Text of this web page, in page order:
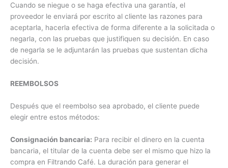
Cuando se niegue o se haga efectiva una garantía, el
proveedor le enviará por escrito al cliente las razones para
aceptarla, hacerla efectiva de forma diferente a la solicitada o
negarla, con las pruebas que justifiquen su decisión. En caso
de negarla se le adjuntarán las pruebas que sustentan dicha
decisión.
REEMBOLSOS
Después que el reembolso sea aprobado, el cliente puede
elegir entre estos métodos:
Consignación bancaria: Para recibir el dinero en la cuenta
bancaria, el titular de la cuenta debe ser el mismo que hizo la
compra en Filtrando Café. La duración para generar el